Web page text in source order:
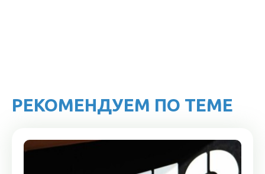
РЕКОМЕНДУЕМ ПО ТЕМЕ